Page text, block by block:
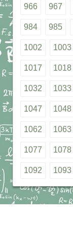
966 967
984 985
1002 1003
1017 1018
1032 1033
1047 1048
1062 1063
1077 1078
1092 1093